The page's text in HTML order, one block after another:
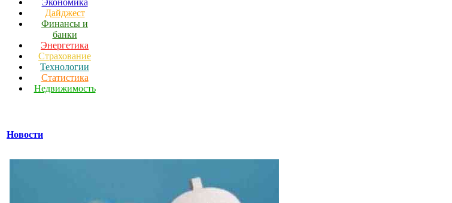
Экономика
Дайджест
Финансы и
банки
Энергетика
Страхование
Технологии
Статистика
Недвижимость
Новости